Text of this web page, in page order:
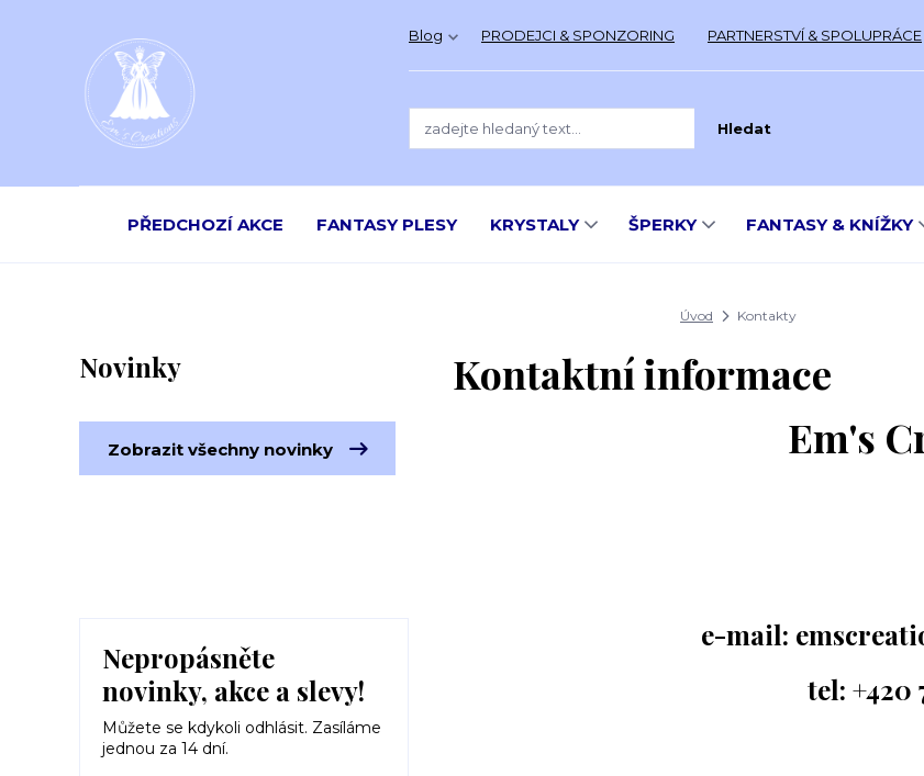
Blog PRODEJCI & SPONZORING PARTNERSTVÍ & SPOLUPRÁCE
Hledat
PŘEDCHOZÍ AKCE FANTASY PLESY KRYSTALY ŠPERKY FANTASY & KNÍŽKY
Úvod Kontakty
Novinky
Zobrazit všechny novinky
Nepropásněte
novinky, akce a slevy!
Můžete se kdykoli odhlásit. Zasíláme
jednou za 14 dní.
Kontaktní informace
Em's
e-mail:
tel: +420